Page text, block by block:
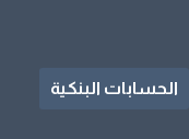
الحسابات البنكية